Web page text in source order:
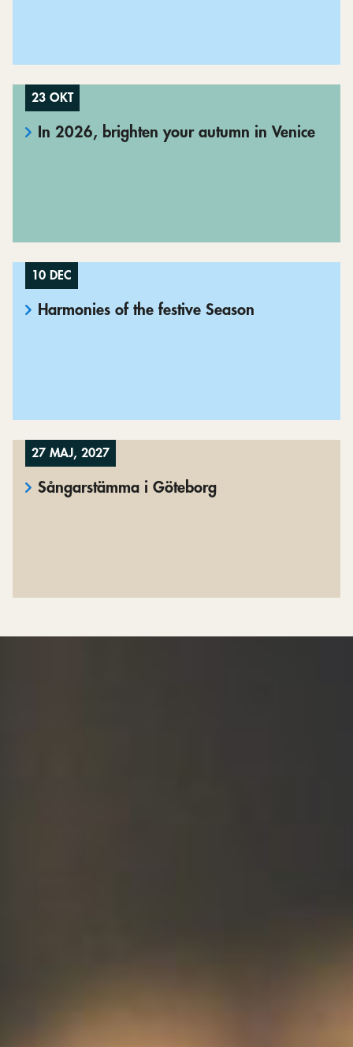
23 OKT
In 2026, brighten your autumn in Venice
10 DEC
Harmonies of the festive Season
27 MAJ, 2027
Sångarstämma i Göteborg